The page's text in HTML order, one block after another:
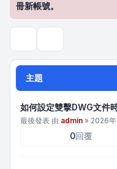
冊新帳號。
主題
如何設定雙擊DWG文件
最後發表 由 admin » 2026
0回覆